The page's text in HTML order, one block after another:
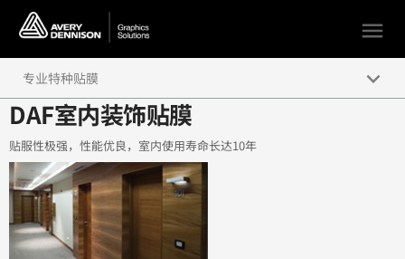
menu
DAF室内装饰贴膜
贴服性极强，性能优良，室内使用寿命长达10年
专业特种贴膜 keyboard_arrow_down
DAF室内装饰贴膜
MPI 2600 墙面贴膜系列
MPI 3709 单透窗贴